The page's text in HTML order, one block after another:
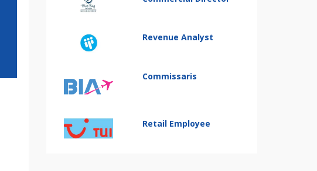
Revenue Analyst
Commissaris
Retail Employee